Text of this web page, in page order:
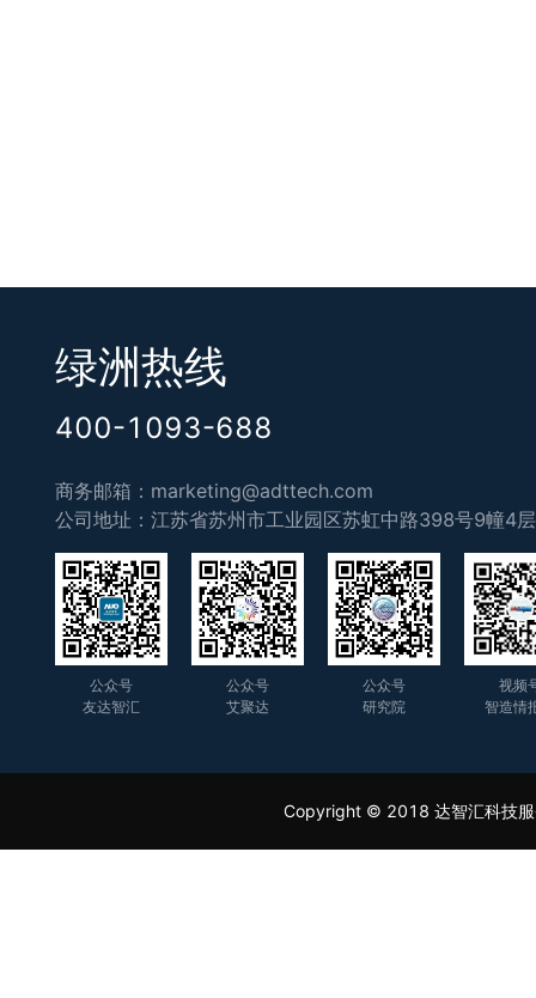
绿洲热线
400-1093-688
商务邮箱：marketing@adttech.com
公司地址：江苏省苏州市工业园区苏虹中路398号9幢4层
公众号
友达智汇
公众号
艾聚达
公众号
研究院
视频
智造情
Copyright © 2018 达智汇科技服